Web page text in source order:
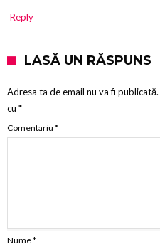
Reply
LASĂ UN RĂSPUNS
Adresa ta de email nu va fi publicată.
cu *
Comentariu *
Nume*